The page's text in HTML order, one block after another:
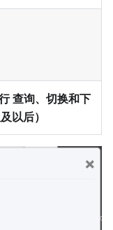
查询、切换和下
以后）